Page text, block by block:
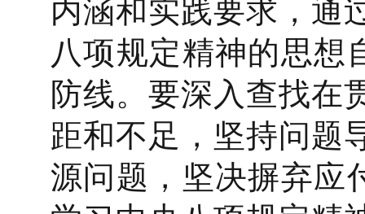
内涵和实践要求，通
八项规定精神的思想
防线。要深入查找在
距和不足，坚持问题
源问题，坚决摒弃应